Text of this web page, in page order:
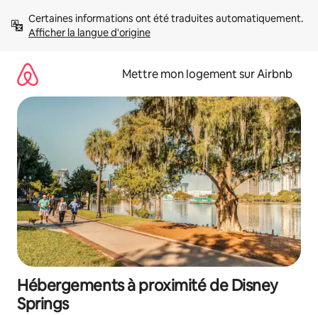
directement
Afficher la langue d'origine
Mettre mon logement sur Airbnb
Hébergements à proximité de Disney
Springs